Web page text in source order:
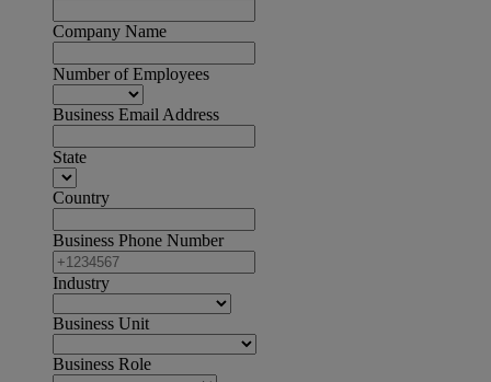
Company Name
Number of Employees
Business Email Address
State
Country
Business Phone Number
Industry
Business Unit
Business Role